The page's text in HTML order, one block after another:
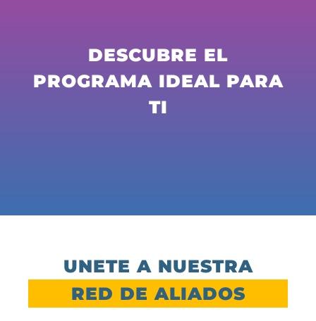
DESCUBRE EL
PROGRAMA IDEAL PARA
TI
UNETE A NUESTRA
RED DE ALIADOS